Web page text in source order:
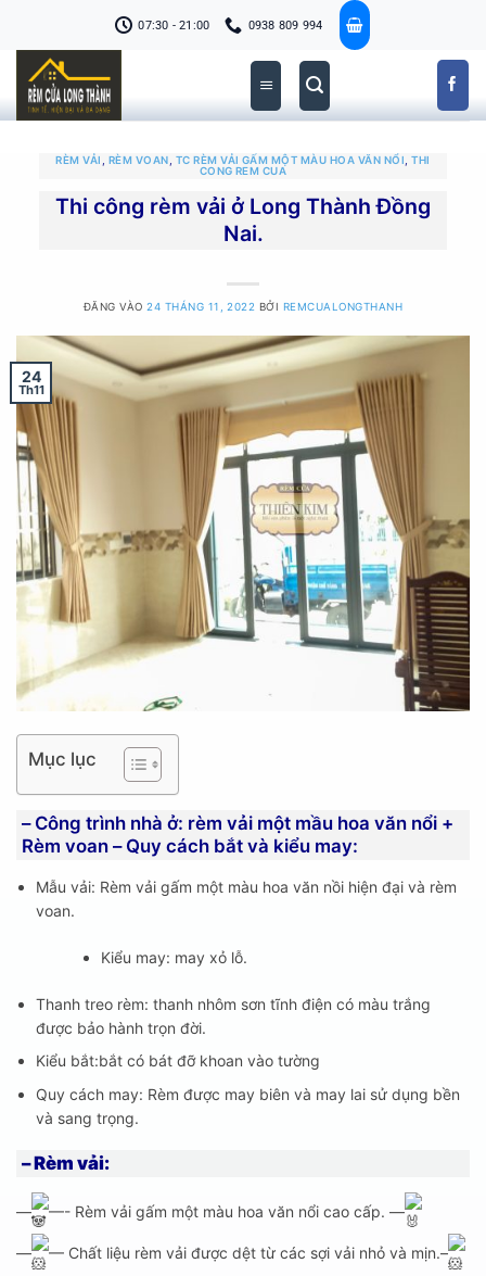
dung
07:30 - 21:00 0938 809 994
RÈM VẢI RÈM VOAN TC RÈM VẢI GẤM MỘT MÀU HOA VĂN NỔI ,THI
CONG REM CUA
Thi công rèm vải ở Long Thành Đồng
Nai.
ĐĂNG VÀO24 THÁNG 11, 2022 BỞI REMCUALONGTHANH
24
Th11
Mục lục
– Công trình nhà ở: rèm vải một mầu hoa văn nổi +
Rèm voan – Quy cách bắt và kiểu may:
Mẫu vải: Rèm vải gấm một màu hoa văn nồi hiện đại và rèm
voan.
Kiểu may: may xỏ lỗ.
Thanh treo rèm: thanh nhôm sơn tĩnh điện có màu trắng
được bảo hành trọn đời.
Kiểu bắt:bắt có bát đỡ khoan vào tường
Quy cách may: Rèm được may biên và may lai sử dụng bền
và sang trọng.
– Rèm vải:
— —- Rèm vải gấm một màu hoa văn nổi cao cấp. —
—
— Chất liệu rèm vải được dệt từ các sợi vải nhỏ và mịn.–